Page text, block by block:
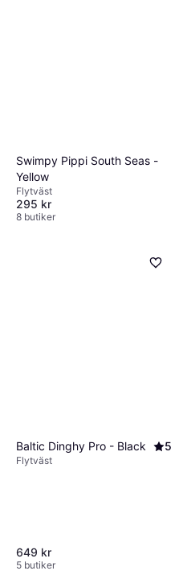
Swimpy Pippi South Seas -
Yellow
Flytväst
295 kr
8 butiker
Baltic Dinghy Pro - Black 5
Flytväst
649 kr
5 butiker